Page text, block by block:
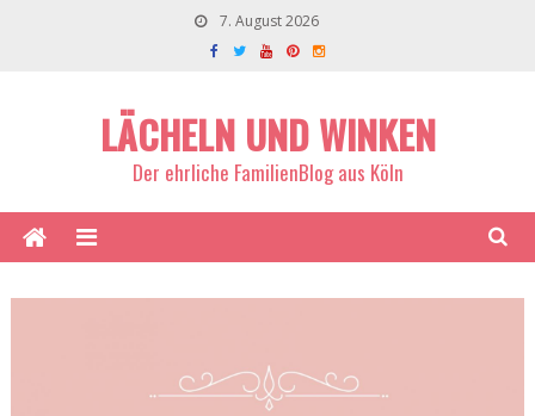
7. August 2026
LÄCHELN UND WINKEN
Der ehrliche FamilienBlog aus Köln